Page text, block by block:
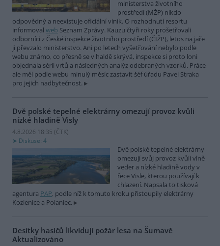
ministerstva životního
prostředí (MŽP) nikdo
odpovědný a neexistuje oficiální viník. O rozhodnutí resortu
informoval web Seznam Zprávy. Kauzu čtyři roky prošetřovali
odborníci z České inspekce životního prostředí (ČIŽP), letos na jaře
ji převzalo ministerstvo. Ani po letech vyšetřování nebylo podle
webu známo, co přesně se v haldě skrývá, inspekce si proto loni
objednala sérii vrtů a následných analýz odebraných vzorků. Práce
ale měl podle webu minulý měsíc zastavit šéf úřadu Pavel Straka
pro jejich nadbytečnost.
Dvě polské tepelné elektrárny omezují provoz kvůli
nízké hladině Visly
4.8.2026 18:35 (ČTK)
Diskuse: 4
Dvě polské tepelné elektrárny
omezují svůj provoz kvůli vlně
veder a nízké hladině vody v
řece Visle, kterou používají k
chlazení. Napsala to tisková
agentura PAP, podle níž k tomuto kroku přistoupily elektrárny
Kozienice a Polaniec.
Desítky hasičů likvidují požár lesa na Šumavě
Aktualizováno